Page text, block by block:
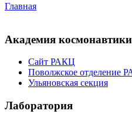
Главная
Академия космонавтики
Сайт РАКЦ
Поволжское отделение
Ульяновская секция
Лаборатория